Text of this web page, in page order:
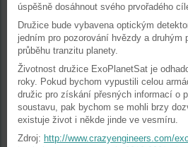
úspěšně dosáhnout svého prvořadého
Družice bude vybavena optickým
jedním pro pozorování hvězdy a druhým
průběhu tranzitu planety.
Životnost družice ExoPlanetSat je
roky. Pokud bychom vypustili celou
družic pro získání přesných informací o
soustavu, pak bychom se mohli brzy
existuje život i někde jinde ve vesmíru.
Zdroj: http://www.crazyengineers.com/